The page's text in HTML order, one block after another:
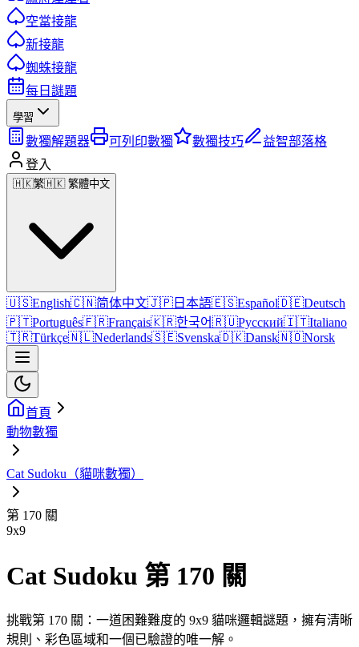
空當接龍
新接龍
蜘蛛接龍
每日謎題
學習
數獨解題器 可列印數獨 數獨技巧
益智部落格
登入
🇭🇰繁🇭🇰 繁體中文
🇺🇸English🇨🇳简体中文🇯🇵 日本語🇪🇸Español🇩🇪Deutsch
🇵🇹Português🇫🇷Français🇰🇷한국어🇷🇺Русский🇮🇹Italiano
🇹🇷Türkçe🇳🇱Nederlands🇸🇪Svenska🇩🇰Dansk🇳🇴Norsk
首頁
動物數獨
Cat Sudoku（貓咪數獨）
第 170 關
9x9
Cat Sudoku 第 170 關
挑戰第 170 關：一道困難難度的 9x9 貓咪邏輯謎題，擁有清晰
規則、彩色區域和一個已驗證的唯一解。